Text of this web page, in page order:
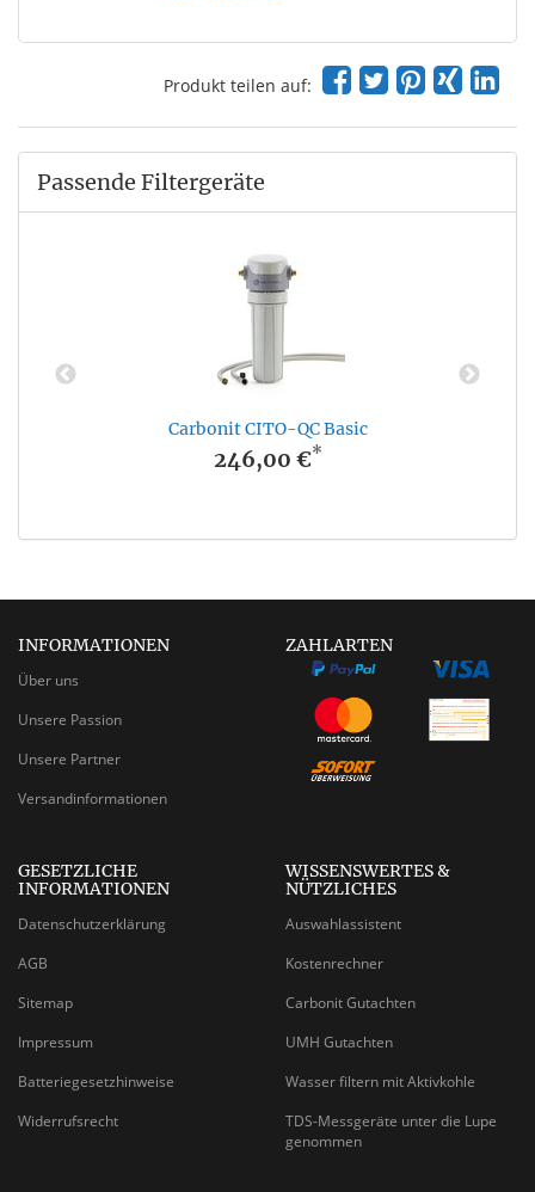
Produkt teilen auf:
Passende Filtergeräte
Carbonit CITO-QC Basic
246,00 €*
INFORMATIONEN
Über uns
Unsere Passion
Unsere Partner
Versandinformationen
ZAHLARTEN
GESETZLICHE
INFORMATIONEN
Datenschutzerklärung
AGB
Sitemap
Impressum
Batteriegesetzhinweise
Widerrufsrecht
WISSENSWERTES &
NÜTZLICHES
Auswahlassistent
Kostenrechner
Carbonit Gutachten
UMH Gutachten
Wasser filtern mit Aktivkohle
TDS-Messgeräte unter die Lupe
genommen